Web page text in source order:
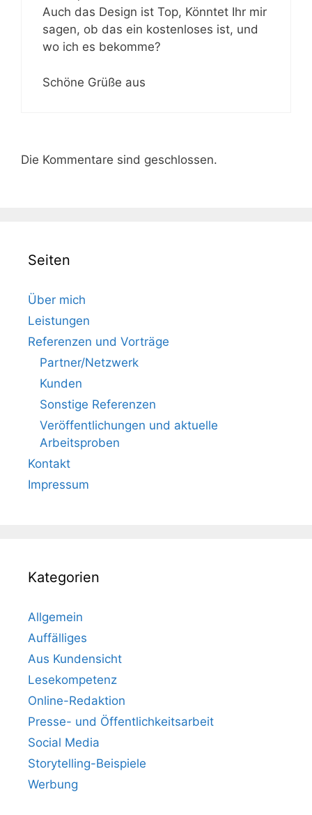
Auch das Design ist Top, Könntet Ihr mir
sagen, ob das ein kostenloses ist, und
wo ich es bekomme?
Schöne Grüße aus
Die Kommentare sind geschlossen.
Seiten
Über mich
Leistungen
Referenzen und Vorträge
Partner/Netzwerk
Kunden
Sonstige Referenzen
Veröffentlichungen und aktuelle
Arbeitsproben
Kontakt
Impressum
Kategorien
Allgemein
Auffälliges
Aus Kundensicht
Lesekompetenz
Online-Redaktion
Presse- und Öffentlichkeitsarbeit
Social Media
Storytelling-Beispiele
Werbung